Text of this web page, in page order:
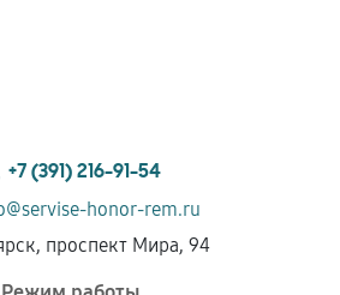
+7 (391) 216-91-54
honor-rem.ru
проспект Мира, 94